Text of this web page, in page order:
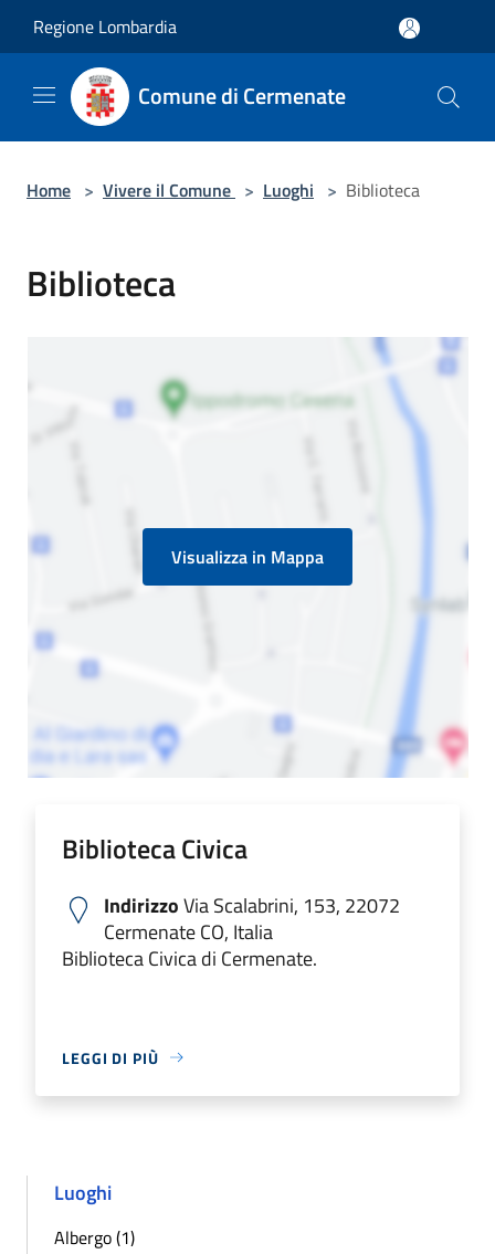
Regione Lombardia
Comune di Cermenate
Home > Vivere il Comune > Luoghi > Biblioteca
Biblioteca
Visualizza in Mappa
Biblioteca Civica
IndirizzoVia Scalabrini, 153, 22072
Cermenate CO, Italia
Biblioteca Civica di Cermenate.
LEGGI DI PIÙ
Luoghi
Albergo (1)